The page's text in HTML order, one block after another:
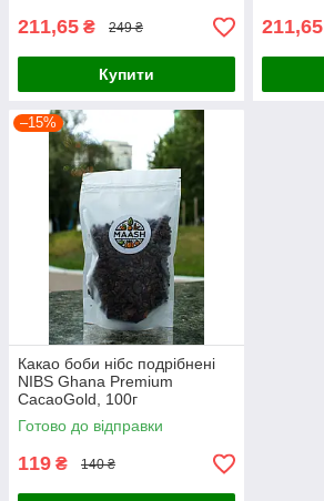
211,65 ₴ 249 ₴
Купити
211,65
–15%
Какао боби нібс подрібнені
NIBS Ghana Premium
CacaoGold, 100г
Готово до відправки
119 ₴ 140 ₴